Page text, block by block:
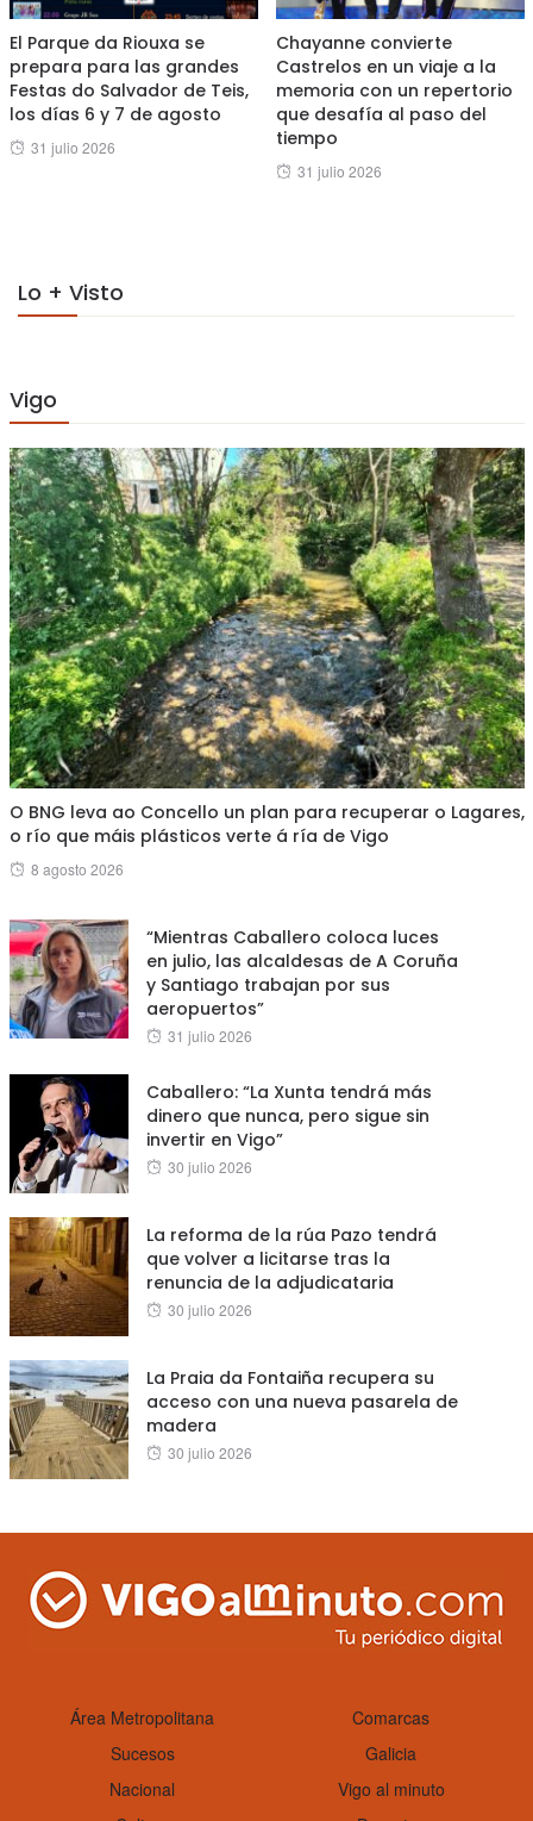
El Parque da Riouxa se
prepara para las grandes
Festas do Salvador de Teis,
los días 6 y 7 de agosto
Posted
31 julio 2026
Chayanne convierte
Castrelos en un viaje a la
memoria con un repertorio
que desafía al paso del
tiempo
Posted
31 julio 2026
Lo + Visto
Vigo
O BNG leva ao Concello un plan para recuperar o Lagares,
o río que máis plásticos verte á ría de Vigo
Posted
8 agosto 2026
“Mientras Caballero coloca luces
en julio, las alcaldesas de A Coruña
y Santiago trabajan por sus
aeropuertos”
Posted
31 julio 2026
Caballero: “La Xunta tendrá más
dinero que nunca, pero sigue sin
invertir en Vigo”
Posted
30 julio 2026
La reforma de la rúa Pazo tendrá
que volver a licitarse tras la
renuncia de la adjudicataria
Posted
30 julio 2026
La Praia da Fontaiña recupera su
acceso con una nueva pasarela de
madera
Posted
30 julio 2026
Área Metropolitana
Comarcas
Sucesos
Galicia
Nacional
Vigo al minuto